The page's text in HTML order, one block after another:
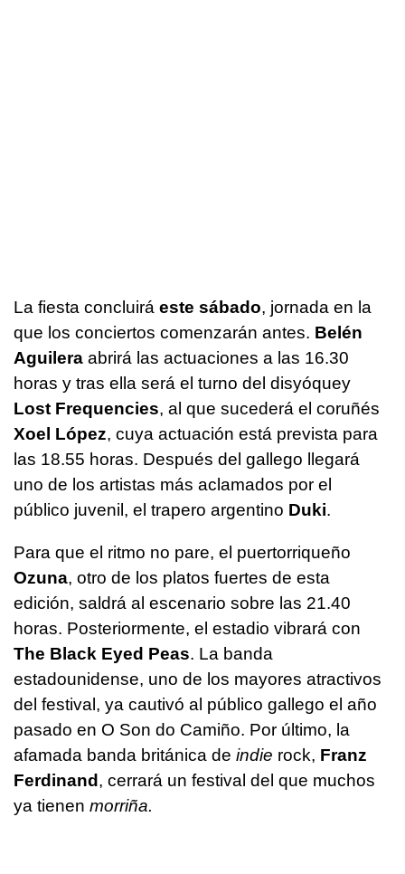
La fiesta concluirá este sábado, jornada en la
que los conciertos comenzarán antes. Belén
Aguilera abrirá las actuaciones a las 16.30
horas y tras ella será el turno del disyóquey
Lost Frequencies, al que sucederá el coruñés
Xoel López, cuya actuación está prevista para
las 18.55 horas. Después del gallego llegará
uno de los artistas más aclamados por el
público juvenil, el trapero argentino Duki.
Para que el ritmo no pare, el puertorriqueño
Ozuna, otro de los platos fuertes de esta
edición, saldrá al escenario sobre las 21.40
horas. Posteriormente, el estadio vibrará con
The Black Eyed Peas. La banda
estadounidense, uno de los mayores atractivos
del festival, ya cautivó al público gallego el año
pasado en O Son do Camiño. Por último, la
afamada banda británica de indie rock, Franz
Ferdinand , cerrará un festival del que muchos
ya tienen morriña.